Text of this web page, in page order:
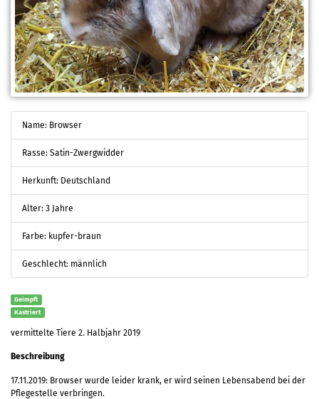
Name: Browser
Rasse: Satin-Zwergwidder
Herkunft: Deutschland
Alter: 3 Jahre
Farbe: kupfer-braun
Geschlecht: männlich
Geimpft
Kastriert
vermittelte Tiere 2. Halbjahr 2019
Beschreibung
17.11.2019: Browser wurde leider krank, er wird seinen Lebensabend bei der
Pflegestelle verbringen.